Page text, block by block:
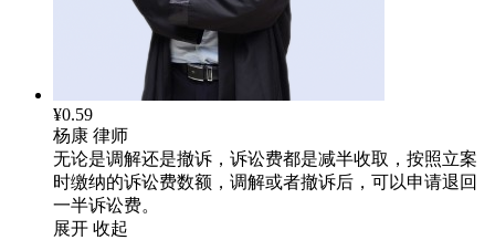
¥0.59
杨康 律师
无论是调解还是撤诉，诉讼费都是减半收取，按照立案
时缴纳的诉讼费数额，调解或者撤诉后，可以申请退回
一半诉讼费。
展开 收起